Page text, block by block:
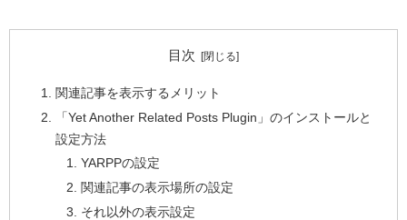
目次
関連記事を表示するメリット
「Yet Another Related Posts Plugin」のインストールと
設定方法
YARPPの設定
関連記事の表示場所の設定
それ以外の表示設定